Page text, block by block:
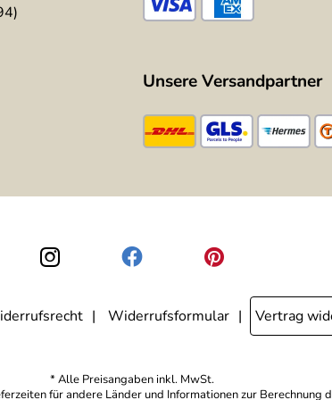
Unsere Versandpartner
Widerrufsformular Vertrag
* Alle Preisangaben inkl. MwSt.
für andere Länder und Informationen zur Berechnung